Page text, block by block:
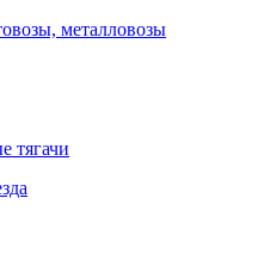
металловозы
тягачи